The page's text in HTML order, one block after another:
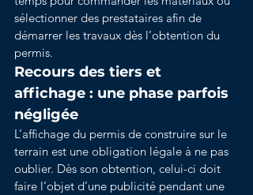
sélectionner des prestataires afin de
démarrer les travaux dès l’obtention du
permis.
Recours des tiers et
affichage : une phase parfois
négligée
L’affichage du permis de construire sur le
terrain est une obligation légale à ne pas
oublier. Dès son obtention, celui-ci doit
faire l’objet d’une publicité pendant une